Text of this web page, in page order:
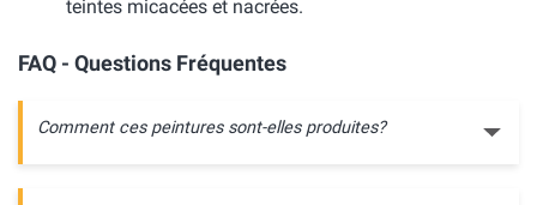
teintes micacées et nacrées.
FAQ - Questions Fréquentes
Comment ces peintures sont-elles produites?